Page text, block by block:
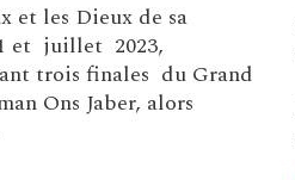
et les Dieux de sa
et juillet 2023,
trois finales du Grand
Ons Jaber, alors